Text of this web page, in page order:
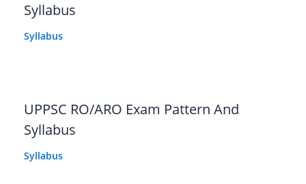
Syllabus
Syllabus
UPPSC RO/ARO Exam Pattern And
Syllabus
Syllabus